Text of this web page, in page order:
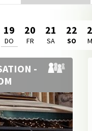
19
DO
20
FR
21
SA
22
SO
-